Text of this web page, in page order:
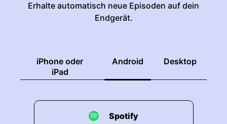
Erhalte automatisch neue Episoden auf dein
Endgerät.
iPhone oder
iPad
Android Desktop
Spotify